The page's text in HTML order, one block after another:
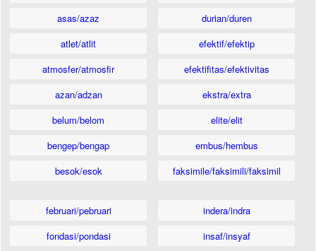
asas/azaz
atlet/atlit
atmosfer/atmosfir
azan/adzan
belum/belom
bengep/bengap
besok/esok
durian/duren
efektif/efektip
efektifitas/efektivitas
ekstra/extra
elite/elit
embus/hembus
faksimile/faksimili/faksimil
februari/pebruari
fondasi/pondasi
indera/indra
insaf/insyaf